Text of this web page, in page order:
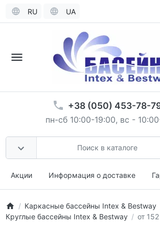
RU UA
+38 (050) 453-78-
пн-сб 10:00-19:00, вс -
Акции Информация о доставке
Каркасные бассейны Intex & Bestway
Круглые бассейны Intex & Bestway
от